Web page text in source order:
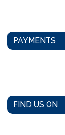
PAYMENTS
FIND US ON